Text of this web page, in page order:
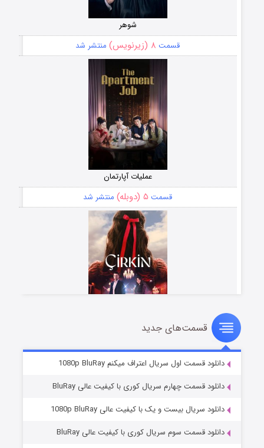
شوهر
قسمت ۸ (زیرنویس) منتشر شد
عملیات آپارتمان
قسمت ۵ (دوبله) منتشر شد
سریال زشت
قسمت۲ (زیرنویس) منتشر شد
قسمت‌های جدید
دانلود قسمت اول سریال اعتراف میکنم 1080p BluRay
دانلود قسمت چهارم سریال کوری با کیفیت عالی BluRay
دانلود سریال بیست و یک با کیفیت عالی 1080p BluRay
دانلود قسمت سوم سریال کوری با کیفیت عالی BluRay